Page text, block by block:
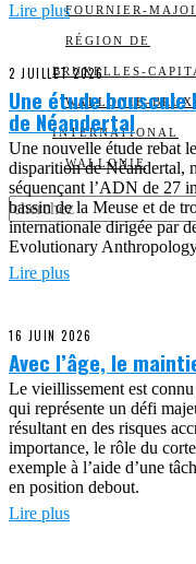
FOURNIER-
RÉGION DE
BRUXELLES-
WALLONIE-
INTERNATIONAL
WALLONIE
Lire plus
2 JUILLET 2026
Une étude
de Néandertal
Une nouvelle étude rebat
disparition de Néandertal,
séquençant l’ADN de 27
bassin de la Meuse et de
internationale dirigée par
Evolutionary
Lire plus
16 JUIN 2026
Avec l’âge, le
Le vieillissement est
qui représente un défi
résultant en des risques
importance, le rôle du
exemple à l’aide d’une
en position debout.
Lire plus